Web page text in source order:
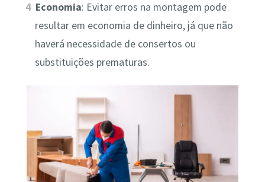
Economia: Evitar erros na montagem pode
resultar em economia de dinheiro, já que não
haverá necessidade de consertos ou
substituições prematuras.